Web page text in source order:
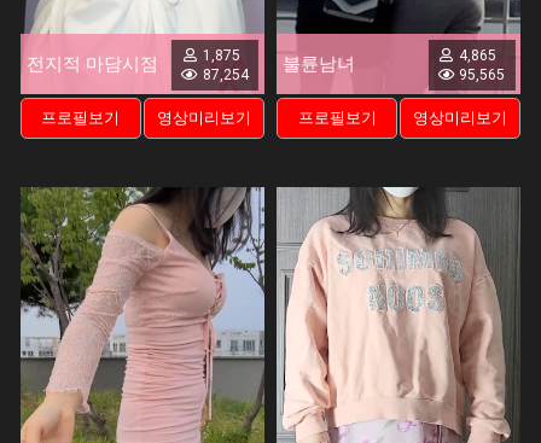
전지적 마담시점
1,875
87,254
프로필보기 영상미리보기
불륜남녀
4,865
95,565
프로필보기 영상미리보기